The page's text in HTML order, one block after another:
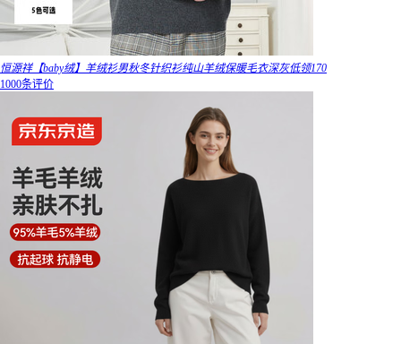
恒源祥【baby绒】羊绒衫男秋冬针织衫纯山羊绒保暖毛衣深灰低领170
1000条评价